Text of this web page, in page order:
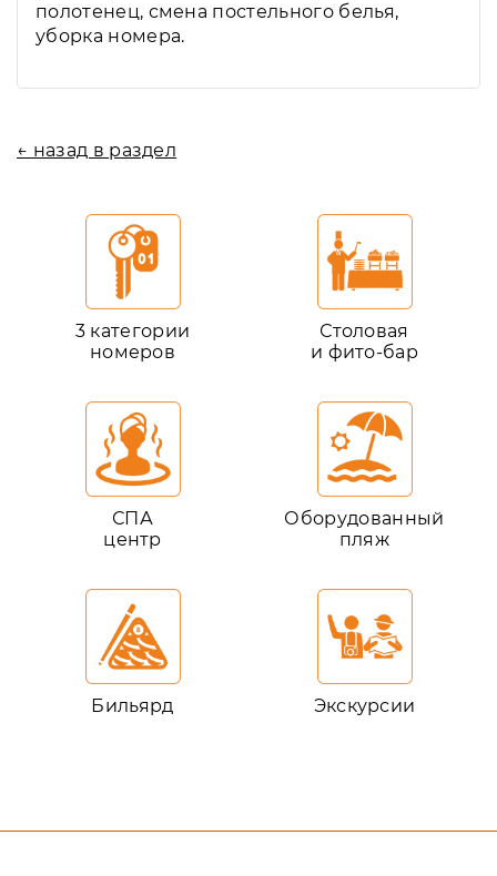
полотенец, смена постельного белья,
уборка номера.
← назад в раздел
3 категории
номеров
Столовая
и фито-бар
СПА
центр
Оборудованный
пляж
Бильярд Экскурсии